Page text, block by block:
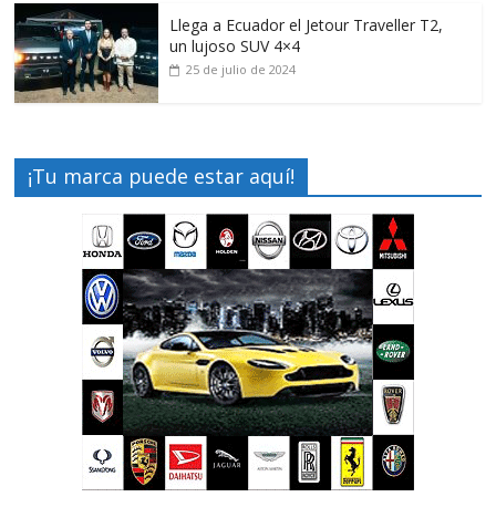
Llega a Ecuador el Jetour Traveller T2,
un lujoso SUV 4×4
25 de julio de 2024
¡Tu marca puede estar aquí!